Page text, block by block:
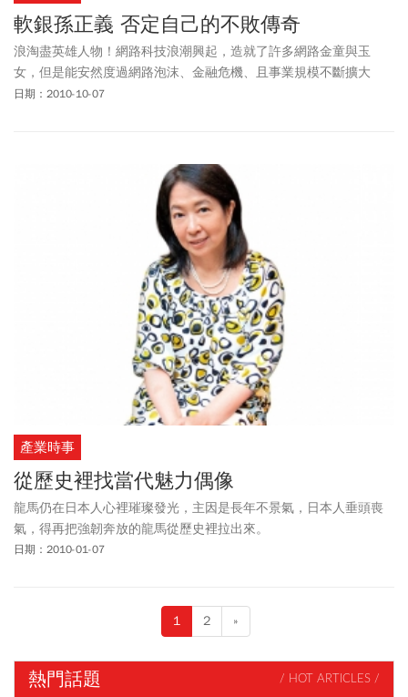
軟銀孫正義 否定自己的不敗傳奇
浪淘盡英雄人物！網路科技浪潮興起，造就了許多網路金童與玉
女，但是能安然度過網路泡沫、金融危機、且事業規模不斷擴大
者，屈指可數。其中，有日本比爾蓋茲之稱的軟體銀行（Soft
日期：2010-10-07
產業時事
從歷史裡找當代魅力偶像
龍馬仍在日本人心裡璀璨發光，主因是長年不景氣，日本人垂頭喪
氣，得再把強韌奔放的龍馬從歷史裡拉出來。
日期：2010-01-07
1 2 »
熱門話題 / HOT ARTICLES /